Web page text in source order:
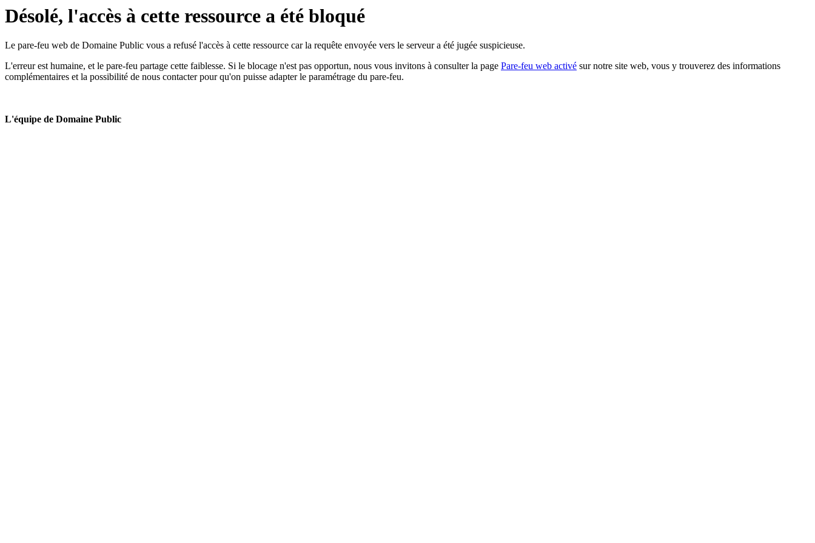
Désolé, l'accès à cette ressource a été bloqué
Le pare-feu web de Domaine Public vous a refusé l'accès à cette ressource car la requête envoyée vers le serveur a été jugée suspicieuse.
L'erreur est humaine, et le pare-feu partage cette faiblesse. Si le blocage n'est pas opportun, nous vous invitons à consulter la page Pare-feu web activé sur notre site web, vous y trouverez des informations
complémentaires et la possibilité de nous contacter pour qu'on puisse adapter le paramétrage du pare-feu.
L'équipe de Domaine Public